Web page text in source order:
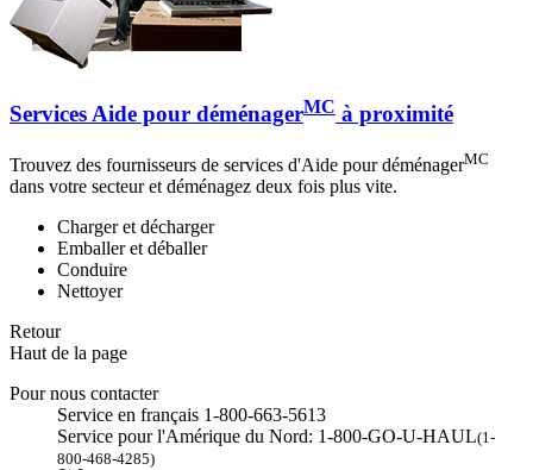
Services Aide pour déménagerMC à proximité
Trouvez des fournisseurs de services d'Aide pour déménagerMC
dans votre secteur et déménagez deux fois plus vite.
Charger et décharger
Emballer et déballer
Conduire
Nettoyer
Retour
Haut de la page
Pour nous contacter
Service en français 1-800-663-5613
Service pour l'Amérique du Nord: 1-800-GO-U-HAUL(1-
800-468-4285)